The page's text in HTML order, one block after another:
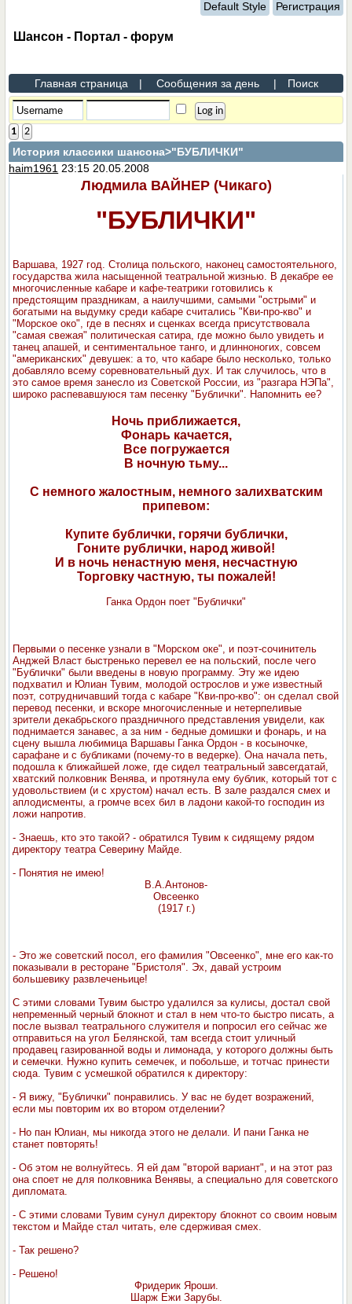
Default Style Регистрация
Шансон - Портал - форум
Главная страница | Сообщения за день | Поиск
1 2
История классики шансона>"БУБЛИЧКИ"
haim1961 23:15 20.05.2008
Людмила ВАЙНЕР (Чикаго)
"БУБЛИЧКИ"
Варшава, 1927 год. Столица польского, наконец самостоятельного,
государства жила насыщенной театральной жизнью. В декабре ее
многочисленные кабаре и кафе-театрики готовились к
предстоящим праздникам, а наилучшими, самыми "острыми" и
богатыми на выдумку среди кабаре считались "Кви-про-кво" и
"Морское око", где в песнях и сценках всегда присутствовала
"самая свежая" политическая сатира, где можно было увидеть и
танец апашей, и сентиментальное танго, и длинноногих, совсем
"американских" девушек: а то, что кабаре было несколько, только
добавляло всему соревновательный дух. И так случилось, что в
это самое время занесло из Советской России, из "разгара НЭПа",
широко распевавшуюся там песенку "Бублички". Напомнить ее?
Ночь приближается,
Фонарь качается,
Все погружается
В ночную тьму...
С немного жалостным, немного залихватским
припевом:
Купите бублички, горячи бублички,
Гоните рублички, народ живой!
И в ночь ненастную меня, несчастную
Торговку частную, ты пожалей!
Ганка Ордон поет "Бублички"
Первыми о песенке узнали в "Морском оке", и поэт-сочинитель
Анджей Власт быстренько перевел ее на польский, после чего
"Бублички" были введены в новую программу. Эту же идею
подхватил и Юлиан Тувим, молодой острослов и уже известный
поэт, сотрудничавший тогда с кабаре "Кви-про-кво": он сделал свой
перевод песенки, и вскоре многочисленные и нетерпеливые
зрители декабрьского праздничного представления увидели, как
поднимается занавес, а за ним - бедные домишки и фонарь, и на
сцену вышла любимица Варшавы Ганка Ордон - в косыночке,
сарафане и с бубликами (почему-то в ведерке). Она начала петь,
подошла к ближайшей ложе, где сидел театральный завсегдатай,
хватский полковник Венява, и протянула ему бублик, который тот с
удовольствием (и с хрустом) начал есть. В зале раздался смех и
аплодисменты, а громче всех бил в ладони какой-то господин из
ложи напротив.
- Знаешь, кто это такой? - обратился Тувим к сидящему рядом
директору театра Северину Майде.
- Понятия не имею!
В.А.Антонов-
Овсеенко
(1917 г.)
- Это же советский посол, его фамилия "Овсеенко", мне его как-то
показывали в ресторане "Бристоля". Эх, давай устроим
большевику развлеченьице!
С этими словами Тувим быстро удалился за кулисы, достал свой
непременный черный блокнот и стал в нем что-то быстро писать, а
после вызвал театрального служителя и попросил его сейчас же
отправиться на угол Белянской, там всегда стоит уличный
продавец газированной воды и лимонада, у которого должны быть
и семечки. Нужно купить семечек, и побольше, и тотчас принести
сюда. Тувим с усмешкой обратился к директору:
- Я вижу, "Бублички" понравились. У вас не будет возражений,
если мы повторим их во втором отделении?
- Но пан Юлиан, мы никогда этого не делали. И пани Ганка не
станет повторять!
- Об этом не волнуйтесь. Я ей дам "второй вариант", и на этот раз
она споет не для полковника Венявы, а специально для советского
дипломата.
- С этими словами Тувим сунул директору блокнот со своим новым
текстом и Майде стал читать, еле сдерживая смех.
- Так решено?
- Решено!
Фридерик Яроши.
Шарж Ежи Зарубы.